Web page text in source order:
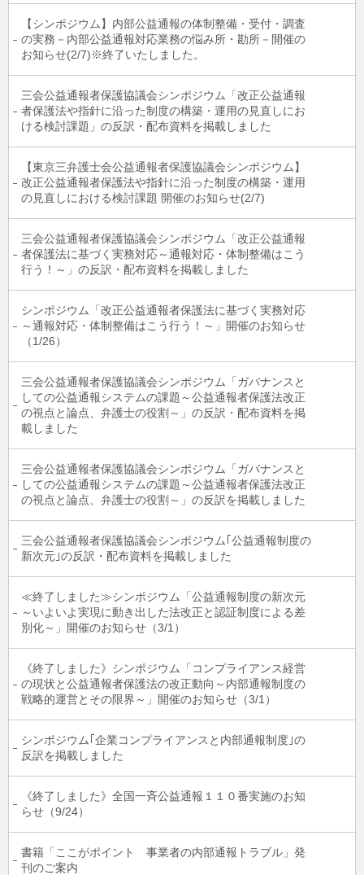
【シンポジウム】内部公益通報の体制整備・受付・調査
の実務－内部公益通報対応業務の悩み所・勘所－開催の
お知らせ(2/7)※終了いたしました。
三会公益通報者保護協議会シンポジウム「改正公益通報
者保護法や指針に沿った制度の構築・運用の見直しにお
ける検討課題」の反訳・配布資料を掲載しました
【東京三弁護士会公益通報者保護協議会シンポジウム】
改正公益通報者保護法や指針に沿った制度の構築・運用
の見直しにおける検討課題 開催のお知らせ(2/7)
三会公益通報者保護協議会シンポジウム「改正公益通報
者保護法に基づく実務対応～通報対応・体制整備はこう
行う！～」の反訳・配布資料を掲載しました
シンポジウム「改正公益通報者保護法に基づく実務対応
～通報対応・体制整備はこう行う！～」開催のお知らせ
（1/26）
三会公益通報者保護協議会シンポジウム「ガバナンスと
しての公益通報システムの課題～公益通報者保護法改正
の視点と論点、弁護士の役割～」の反訳・配布資料を掲
載しました
三会公益通報者保護協議会シンポジウム「ガバナンスと
しての公益通報システムの課題～公益通報者保護法改正
の視点と論点、弁護士の役割～」の反訳を掲載しました
三会公益通報者保護協議会シンポジウム｢公益通報制度の
新次元｣の反訳・配布資料を掲載しました
≪終了しました≫シンポジウム「公益通報制度の新次元
～いよいよ実現に動き出した法改正と認証制度による差
別化～」開催のお知らせ（3/1）
《終了しました》シンポジウム「コンプライアンス経営
の現状と公益通報者保護法の改正動向～内部通報制度の
戦略的運営とその限界～」開催のお知らせ（3/1）
シンポジウム｢企業コンプライアンスと内部通報制度｣の
反訳を掲載しました
《終了しました》全国一斉公益通報１１０番実施のお知
らせ（9/24）
書籍「ここがポイント 事業者の内部通報トラブル」発
刊のご案内